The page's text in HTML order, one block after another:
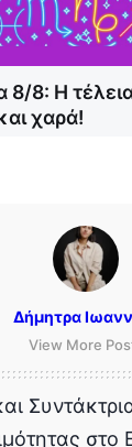
8: Η
χαρά!
Δήμητρα
View More
στο